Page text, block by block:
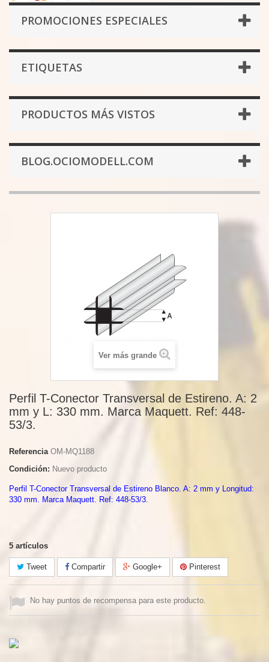
PROMOCIONES ESPECIALES
ETIQUETAS
PRODUCTOS MÁS VISTOS
BLOG.OCIOMODELL.COM
Ver más grande
Perfil T-Conector Transversal de Estireno. A: 2
mm y L: 330 mm. Marca Maquett. Ref: 448-
53/3.
Referencia OM-MQ1188
Condición: Nuevo producto
Perfil T-Conector Transversal de Estireno Blanco. A: 2 mm y Longitud:
330 mm. Marca Maquett. Ref: 448-53/3.
5 artículos
Tweet Compartir Google+ Pinterest
No hay puntos de recompensa para este producto.